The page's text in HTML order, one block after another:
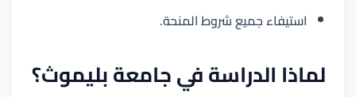
استيفاء جميع شروط المنحة.
لماذا الدراسة في جامعة بليموث؟